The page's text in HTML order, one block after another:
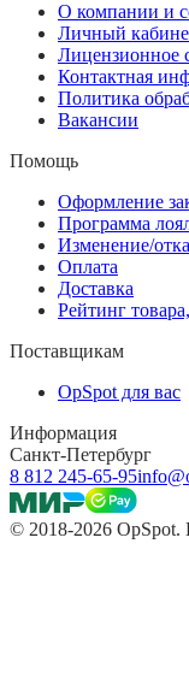
О компании и
Личный
Лицензионное
Контактная
Политика
Вакансии
Помощь
Оформление
Программа
Изменение/
Оплата
Доставка
Рейтинг
Поставщикам
OpSpot для вас
Информация
Санкт-Петербург
8 812 245-65-95
© 2018-2026 OpSpot.